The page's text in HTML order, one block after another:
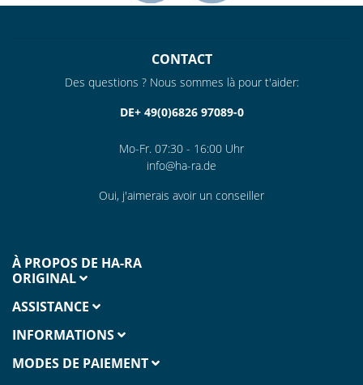
CONTACT
Des questions ? Nous sommes là pour t'aider:
DE+ 49(0)6826 97089-0
Mo-Fr. 07:30 - 16:00 Uhr
info@ha-ra.de
Oui, j'aimerais avoir un conseiller
À PROPOS DE HA-RA
ORIGINAL
ASSISTANCE
INFORMATIONS
MODES DE PAIEMENT